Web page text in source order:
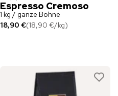
Espresso Cremoso
1 kg / ganze Bohne
18,90 €(18,90 €/kg)